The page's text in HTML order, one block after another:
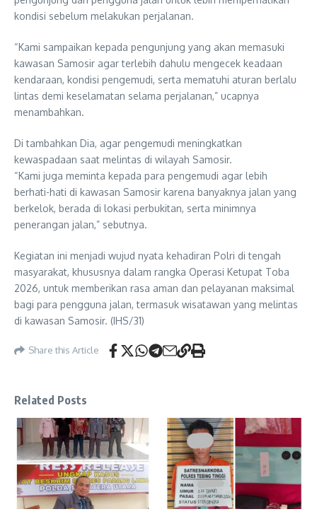
kondisi sebelum melakukan perjalanan.
“Kami sampaikan kepada pengunjung yang akan memasuki
kawasan Samosir agar terlebih dahulu mengecek keadaan
kendaraan, kondisi pengemudi, serta mematuhi aturan berlalu
lintas demi keselamatan selama perjalanan,” ucapnya
menambahkan.
Di tambahkan Dia, agar pengemudi meningkatkan
kewaspadaan saat melintas di wilayah Samosir.
“Kami juga meminta kepada para pengemudi agar lebih
berhati-hati di kawasan Samosir karena banyaknya jalan yang
berkelok, berada di lokasi perbukitan, serta minimnya
penerangan jalan,” sebutnya.
Kegiatan ini menjadi wujud nyata kehadiran Polri di tengah
masyarakat, khususnya dalam rangka Operasi Ketupat Toba
2026, untuk memberikan rasa aman dan pelayanan maksimal
bagi para pengguna jalan, termasuk wisatawan yang melintas
di kawasan Samosir. (IHS/31)
Share this Article
Related Posts